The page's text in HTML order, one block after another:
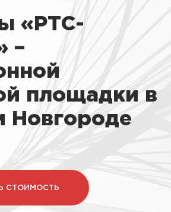
«РТС-
–
площадки в
Новгороде
СТОИМОСТЬ